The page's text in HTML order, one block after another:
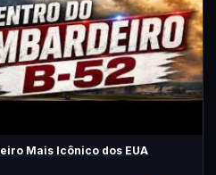
Mais Icônico dos EUA